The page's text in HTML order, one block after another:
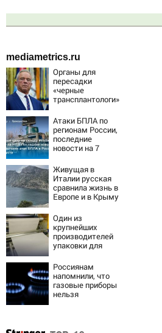
mediametrics.ru
Органы для
пересадки
«черные
трансплантологи»
живых пациентов
Атаки БПЛА по
регионам России,
последние
новости на 7
последствия,
атаки на склады
Wildberries,
состояние
пострадавших
Живущая в
Италии русская
сравнила жизнь в
Европе и в Крыму
Один из
крупнейших
производителей
упаковки для
прекратил работу
Россиянам
напомнили, что
газовые приборы
нельзя